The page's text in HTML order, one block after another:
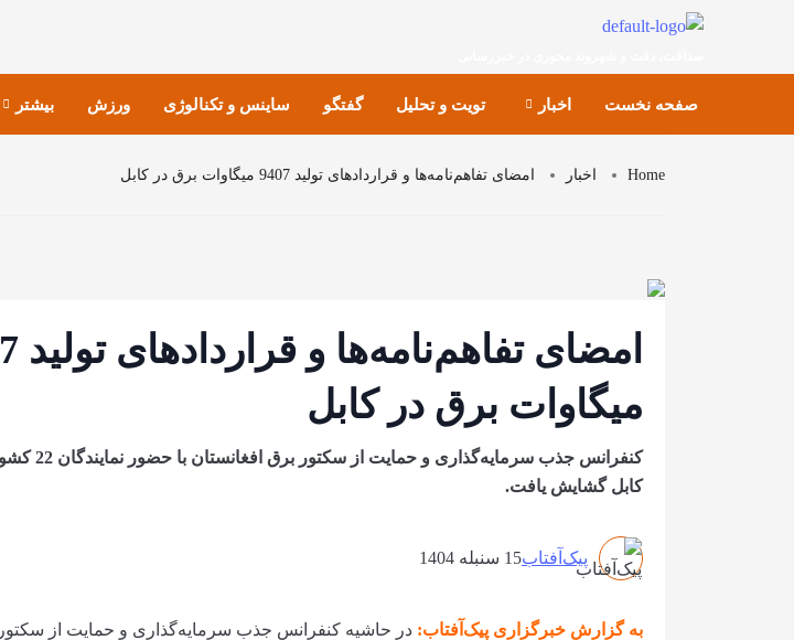
صفحه نخست اخبار تویت و تحلیل گفتگو ساینس و تکنالوژی ورزش بیشتر
Home اخبار امضای تفاهم‌نامه‌ها و قراردادهای تولید 9407 میگاوات برق در کابل
امضای
میگاوات برق در کابل
کنفرانس جذب سرمایه‌گذاری
کابل گشایش یافت.
پیک‌آفتاب15 سنبله 1404
به گزارش خبرگزاری پیک‌آفتاب: در حاشیه کنفرانس جذب سرمایه‌گذاری و حمایت از